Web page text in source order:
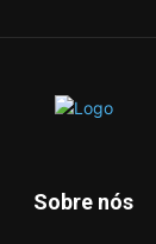
Sobre nós